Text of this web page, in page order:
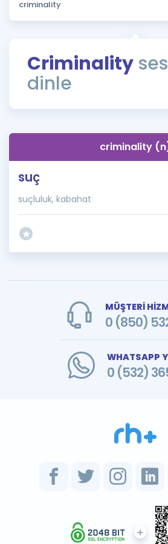
Puan Hesaplama
ÖSYM Sınav Takvimi
Kampanyalar
İngilizce Gramer
Criminality
dinle
criminality
suç
suçluluk, kabahat
MÜŞTERİ
0 (850)
WHATSAPP
0 (532)